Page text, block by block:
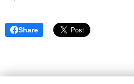
Share